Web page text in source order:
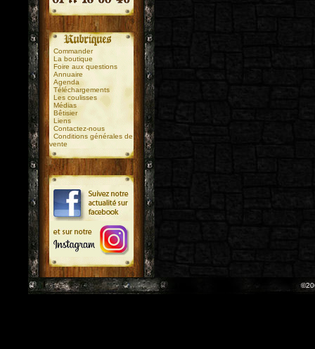
Commander
La boutique
Foire aux questions
Annuaire
Agenda
Téléchargements
Les coulisses
Médias
Bêtisier
Liens
Contactez-nous
Conditions générales de
vente